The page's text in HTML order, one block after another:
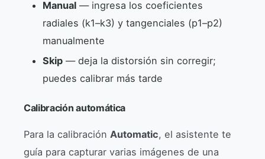
Manual — ingresa los coeficientes
radiales (k1–k3) y tangenciales (p1–p2)
manualmente
Skip — deja la distorsión sin corregir;
puedes calibrar más tarde
Calibración automática
Para la calibración Automatic, el asistente te
guía para capturar varias imágenes de una